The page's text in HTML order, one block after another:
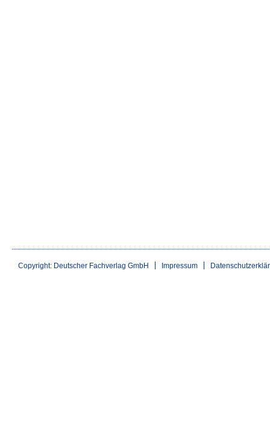
Copyright: Deutscher Fachverlag GmbH Impressum